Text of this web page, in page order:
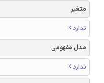
متغیر
ندارد ☓
مدل مفهومی
ندارد ☓